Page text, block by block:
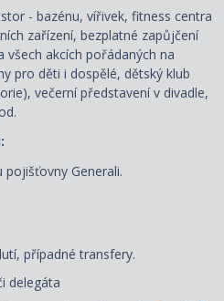
- bazénu, vířivek, fitness centra
zařízení, bezplatné zapůjčení
všech akcích pořádaných na
pro děti i dospělé, dětský klub
večerní představení v divadle,
pojišťovny Generali.
případné transfery.
delegáta